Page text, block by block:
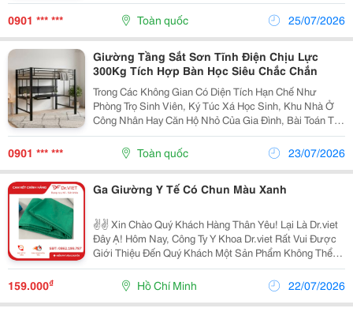
Tính Toán Kỹ Lưỡng Về Mặt Thiết Kế Nội Thất. Thay
0901 *** *** Toàn quốc 25/07/2026
Giường Tầng Sắt Sơn Tĩnh Điện Chịu Lực
300Kg Tích Hợp Bàn Học Siêu Chắc Chắn
Trong Các Không Gian Có Diện Tích Hạn Chế Như
Phòng Trọ Sinh Viên, Ký Túc Xá Học Sinh, Khu Nhà Ở
Công Nhân Hay Căn Hộ Nhỏ Của Gia Đình, Bài Toán Tối
Ưu Hóa Không Gian Luôn Được Đặt Lên Hàng Đầu.
Việc Sử Dụng Các Mẫu Giường Ngủ Truyền Thống
Chiếm Rất...
0901 *** *** Toàn quốc 23/07/2026
Ga Giường Y Tế Có Chun Màu Xanh
✌️✌️ Xin Chào Quý Khách Hàng Thân Yêu! Lại Là Dr.viet
Đây Ạ! Hôm Nay, Công Ty Y Khoa Dr.viet Rất Vui Được
Giới Thiệu Đến Quý Khách Một Sản Phẩm Không Thể
Thiếu Tại Bệnh Viện, Phòng Khám, Trung Tâm Y Tế Và
Các Cơ Sở Chăm Sóc Sức Khỏe, Góp Phần Giữ...
159.000₫ Hồ Chí Minh 22/07/2026